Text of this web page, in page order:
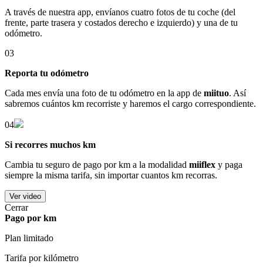
A través de nuestra app, envíanos cuatro fotos de tu coche (del
frente, parte trasera y costados derecho e izquierdo) y una de tu
odómetro.
03
Reporta tu odómetro
Cada mes envía una foto de tu odómetro en la app de miituo. Así
sabremos cuántos km recorriste y haremos el cargo correspondiente.
04
Si recorres muchos km
Cambia tu seguro de pago por km a la modalidad miiflex y paga
siempre la misma tarifa, sin importar cuantos km recorras.
Ver video
Cerrar
Pago por km
Plan limitado
Tarifa por kilómetro